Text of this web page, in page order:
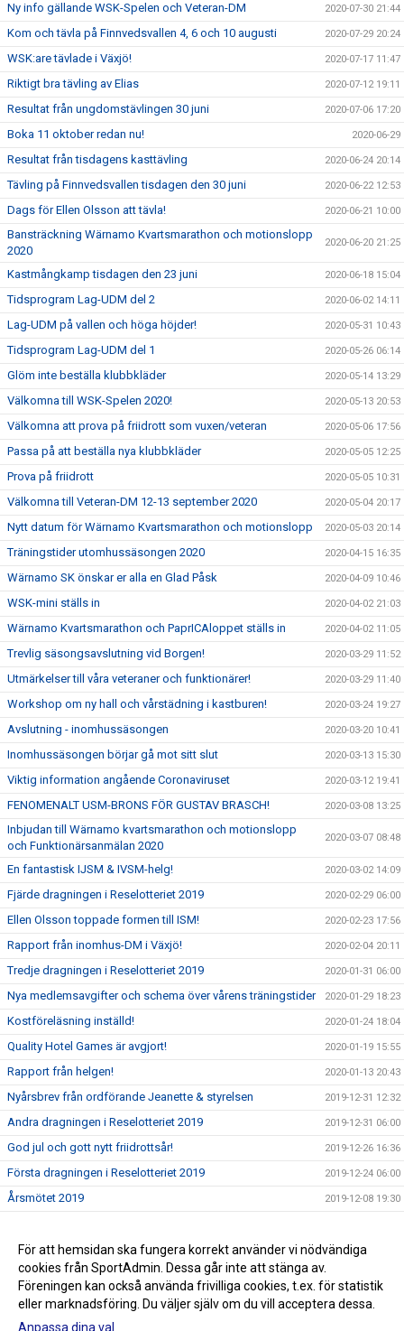
Ny info gällande WSK-Spelen och Veteran-DM 2020-07-30 21:44
Kom och tävla på Finnvedsvallen 4, 6 och 10 augusti 2020-07-29 20:24
WSK:are tävlade i Växjö! 2020-07-17 11:47
Riktigt bra tävling av Elias 2020-07-12 19:11
Resultat från ungdomstävlingen 30 juni 2020-07-06 17:20
Boka 11 oktober redan nu! 2020-06-29
Resultat från tisdagens kasttävling 2020-06-24 20:14
Tävling på Finnvedsvallen tisdagen den 30 juni 2020-06-22 12:53
Dags för Ellen Olsson att tävla! 2020-06-21 10:00
Bansträckning Wärnamo Kvartsmarathon och motionslopp
2020
2020-06-20 21:25
Kastmångkamp tisdagen den 23 juni 2020-06-18 15:04
Tidsprogram Lag-UDM del 2 2020-06-02 14:11
Lag-UDM på vallen och höga höjder! 2020-05-31 10:43
Tidsprogram Lag-UDM del 1 2020-05-26 06:14
Glöm inte beställa klubbkläder 2020-05-14 13:29
Välkomna till WSK-Spelen 2020! 2020-05-13 20:53
Välkomna att prova på friidrott som vuxen/veteran 2020-05-06 17:56
Passa på att beställa nya klubbkläder 2020-05-05 12:25
Prova på friidrott 2020-05-05 10:31
Välkomna till Veteran-DM 12-13 september 2020 2020-05-04 20:17
Nytt datum för Wärnamo Kvartsmarathon och motionslopp 2020-05-03 20:14
Träningstider utomhussäsongen 2020 2020-04-15 16:35
Wärnamo SK önskar er alla en Glad Påsk 2020-04-09 10:46
WSK-mini ställs in 2020-04-02 21:03
Wärnamo Kvartsmarathon och PaprICAloppet ställs in 2020-04-02 11:05
Trevlig säsongsavslutning vid Borgen! 2020-03-29 11:52
Utmärkelser till våra veteraner och funktionärer! 2020-03-29 11:40
Workshop om ny hall och vårstädning i kastburen! 2020-03-24 19:27
Avslutning - inomhussäsongen 2020-03-20 10:41
Inomhussäsongen börjar gå mot sitt slut 2020-03-13 15:30
Viktig information angående Coronaviruset 2020-03-12 19:41
FENOMENALT USM-BRONS FÖR GUSTAV BRASCH! 2020-03-08 13:25
Inbjudan till Wärnamo kvartsmarathon och motionslopp
och Funktionärsanmälan 2020
2020-03-07 08:48
En fantastisk IJSM & IVSM-helg! 2020-03-02 14:09
Fjärde dragningen i Reselotteriet 2019 2020-02-29 06:00
Ellen Olsson toppade formen till ISM! 2020-02-23 17:56
Rapport från inomhus-DM i Växjö! 2020-02-04 20:11
Tredje dragningen i Reselotteriet 2019 2020-01-31 06:00
Nya medlemsavgifter och schema över vårens träningstider 2020-01-29 18:23
Kostföreläsning inställd! 2020-01-24 18:04
Quality Hotel Games är avgjort! 2020-01-19 15:55
Rapport från helgen! 2020-01-13 20:43
Nyårsbrev från ordförande Jeanette & styrelsen 2019-12-31 12:32
Andra dragningen i Reselotteriet 2019 2019-12-31 06:00
God jul och gott nytt friidrottsår! 2019-12-26 16:36
Första dragningen i Reselotteriet 2019 2019-12-24 06:00
Årsmötet 2019 2019-12-08 19:30
Välkommen på årsmöte 2019 2019-11-11 18:26
Ny säsong och ny hemsida! 2019-10-19 15:22
För att hemsidan ska fungera korrekt använder vi nödvändiga
cookies från SportAdmin. Dessa går inte att stänga av.
Föreningen kan också använda frivilliga cookies, t.ex. för statistik
eller marknadsföring. Du väljer själv om du vill acceptera dessa.
Anpassa dina val